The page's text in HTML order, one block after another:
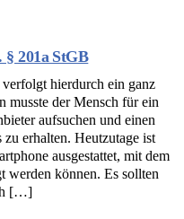
§ 201a StGB
hierdurch ein ganz
musste der Mensch für ein
aufsuchen und einen
erhalten. Heutzutage ist
ausgestattet, mit dem
werden können. Es sollten
[…]